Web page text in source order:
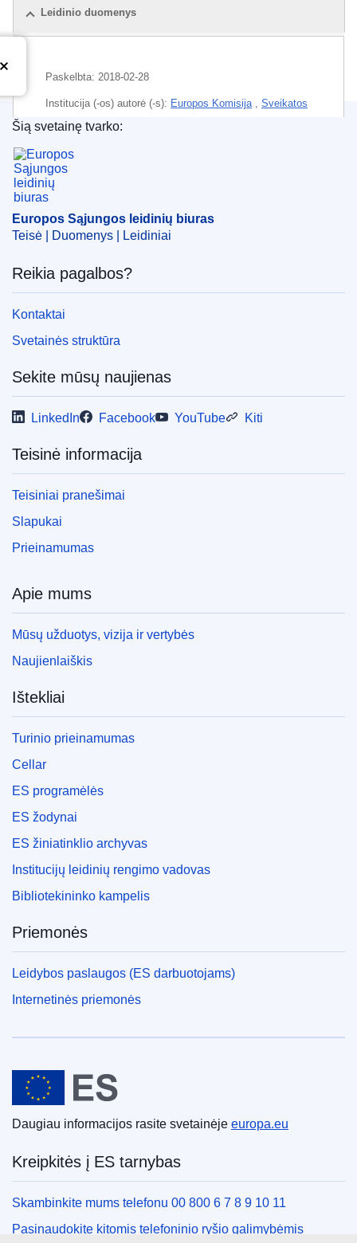
Leidinio duomenys
Paskelbta: 2018-02-28
Institucija (-os) autorė (-s): Europos Komisija , Sveikatos
ir maisto saugos generalinis direktoratas
Tema:
muitinis tikrinimas
CELEX : 32018D0313
OJ : JOL_2018_060_R_0008
Europos Sąjungos leidinių biuras
Šią svetainę tvarko:
Europos Sąjungos leidinių biuras
Teisė | Duomenys | Leidiniai
Reikia pagalbos?
Kontaktai
Svetainės struktūra
Sekite mūsų naujienas
LinkedIn Facebook YouTube Kiti
Teisinė informacija
Teisiniai pranešimai
Slapukai
Prieinamumas
Apie mums
Mūsų užduotys, vizija ir vertybės
Naujienlaiškis
Ištekliai
Turinio prieinamumas
Cellar
ES programėlės
ES žodynai
ES žiniatinklio archyvas
Institucijų leidinių rengimo vadovas
Bibliotekininko kampelis
Priemonės
Leidybos paslaugos (ES darbuotojams)
Internetinės priemonės
Europos Sąjunga
Daugiau informacijos rasite svetainėje europa.eu
Kreipkitės į ES tarnybas
Skambinkite mums telefonu 00 800 6 7 8 9 10 11
Pasinaudokite kitomis telefoninio ryšio galimybėmis